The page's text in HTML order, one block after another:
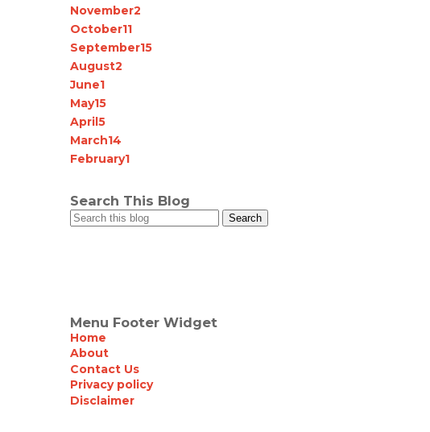
November2
October11
September15
August2
June1
May15
April5
March14
February1
Search This Blog
Menu Footer Widget
Home
About
Contact Us
Privacy policy
Disclaimer